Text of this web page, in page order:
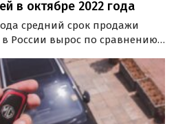
в октябре 2022 года
средний срок продажи
России вырос по сравнению с
«Автоновости дня» со
портала Drom.ru.